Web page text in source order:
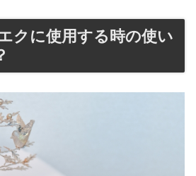
クに使用する時の使い